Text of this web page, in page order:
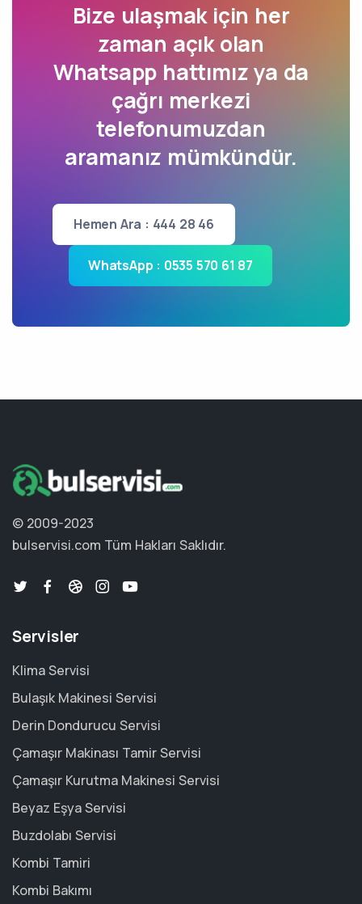
Bize ulaşmak için her
zaman açık olan
Whatsapp hattımız ya da
çağrı merkezi
telefonumuzdan
aramanız mümkündür.
Hemen Ara : 444 28 46
WhatsApp : 0535 570 61 87
© 2009-2023
bulservisi.com Tüm Hakları Saklıdır.
Servisler
Klima Servisi
Bulaşık Makinesi Servisi
Derin Dondurucu Servisi
Çamaşır Makinası Tamir Servisi
Çamaşır Kurutma Makinesi Servisi
Beyaz Eşya Servisi
Buzdolabı Servisi
Kombi Tamiri
Kombi Bakımı